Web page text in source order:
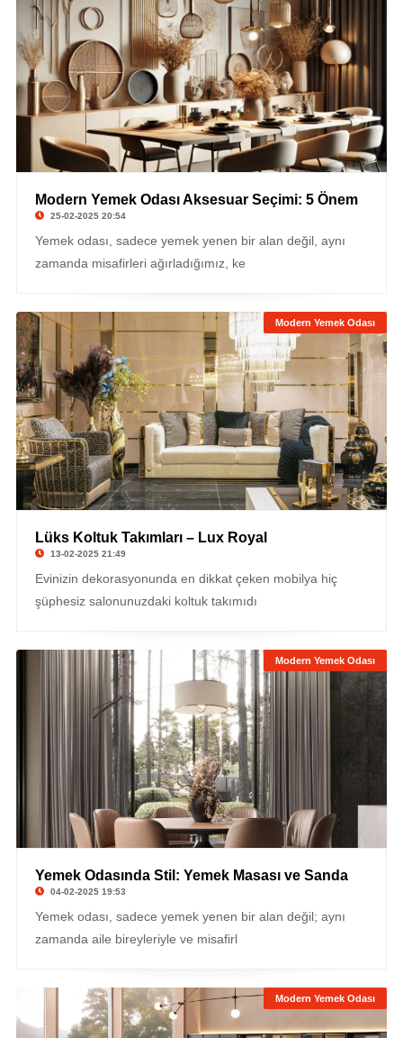
Modern Yemek Odası Aksesuar Seçimi: 5 Önem
25-02-2025 20:54
Yemek odası, sadece yemek yenen bir alan değil, aynı
zamanda misafirleri ağırladığımız, ke
Modern Yemek Odası
Lüks Koltuk Takımları – Lux Royal
13-02-2025 21:49
Evinizin dekorasyonunda en dikkat çeken mobilya hiç
şüphesiz salonunuzdaki koltuk takımıdı
Modern Yemek Odası
Yemek Odasında Stil: Yemek Masası ve Sanda
04-02-2025 19:53
Yemek odası, sadece yemek yenen bir alan değil; aynı
zamanda aile bireyleriyle ve misafirl
Modern Yemek Odası